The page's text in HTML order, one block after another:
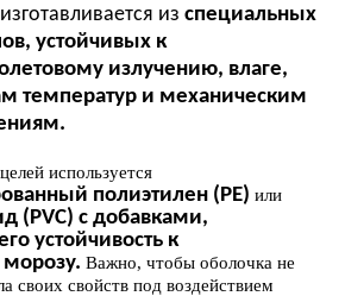
из специальных
устойчивых к
излучению, влаге,
температур и механическим
используется
полиэтилен (PE) или
(PVC) с добавками,
устойчивость к
морозу. Важно, чтобы оболочка не
своих свойств под воздействием